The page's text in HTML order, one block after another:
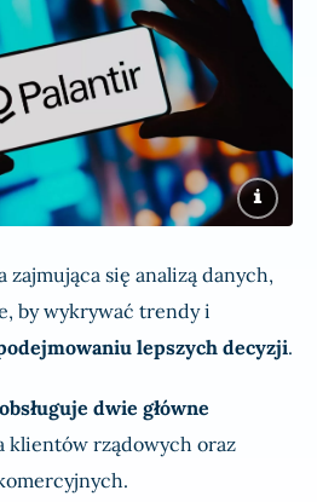
zajmująca się analizą danych,
by wykrywać trendy i
lepszych decyzji.
obsługuje dwie główne
klientów rządowych oraz